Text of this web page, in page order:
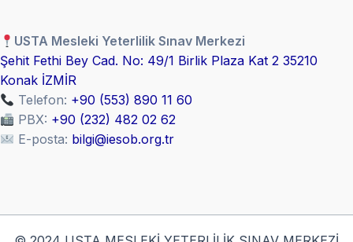
USTA Mesleki Yeterlilik Sınav Merkezi
Şehit Fethi Bey Cad. No: 49/1 Birlik Plaza Kat 2 35210
Konak İZMİR
Telefon: +90 (553) 890 11 60
PBX: +90 (232) 482 02 62
E-posta: bilgi@iesob.org.tr